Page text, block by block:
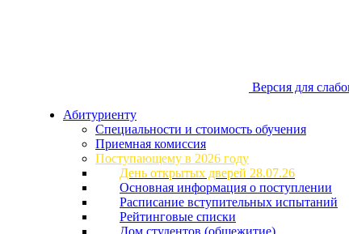
Версия для
Абитуриенту
Специальности и стоимость обучения
Приемная комиссия
Поступающему в 2026 году
День открытых дверей 28.07.26
Основная информация о поступлении
Расписание вступительных испытаний
Рейтинговые списки
Дом студентов (общежитие)